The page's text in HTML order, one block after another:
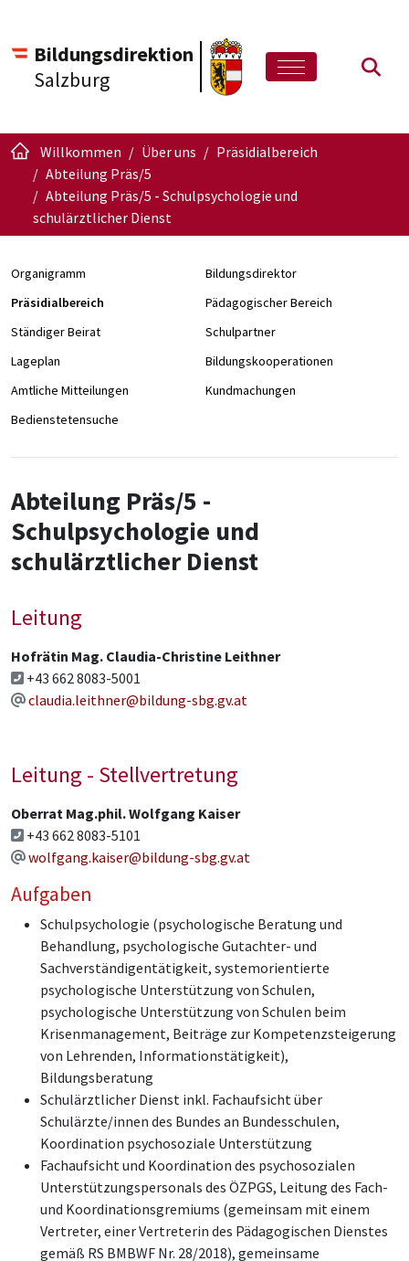
Bildungsdirektion
Salzburg
Willkommen Über uns
Präsidialbereich
Abteilung Präs/5
Abteilung Präs/5 - Schulpsychologie und
schulärztlicher Dienst
Organigramm
Bildungsdirektor
Präsidialbereich
Pädagogischer Bereich
Ständiger Beirat
Schulpartner
Lageplan
Bildungskooperationen
Amtliche Mitteilungen
Kundmachungen
Bedienstetensuche
Abteilung Präs/5 -
Schulpsychologie und
schulärztlicher Dienst
Leitung
Hofrätin Mag. Claudia-Christine Leithner
+43 662 8083-5001
claudia.leithner@bildung-sbg.gv.at
Leitung - Stellvertretung
Oberrat Mag.phil. Wolfgang Kaiser
+43 662 8083-5101
wolfgang.kaiser@bildung-sbg.gv.at
Aufgaben
Schulpsychologie (psychologische Beratung und
Behandlung, psychologische Gutachter- und
Sachverständigentätigkeit, systemorientierte
psychologische Unterstützung von Schulen,
psychologische Unterstützung von Schulen beim
Krisenmanagement, Beiträge zur Kompetenzsteigerung
von Lehrenden, Informationstätigkeit),
Bildungsberatung
Schulärztlicher Dienst inkl. Fachaufsicht über
Schulärzte/innen des Bundes an Bundesschulen,
Koordination psychosoziale Unterstützung
Fachaufsicht und Koordination des psychosozialen
Unterstützungspersonals des ÖZPGS, Leitung des Fach-
und Koordinationsgremiums (gemeinsam mit einem
Vertreter, einer Vertreterin des Pädagogischen Dienstes
gemäß RS BMBWF Nr. 28/2018), gemeinsame